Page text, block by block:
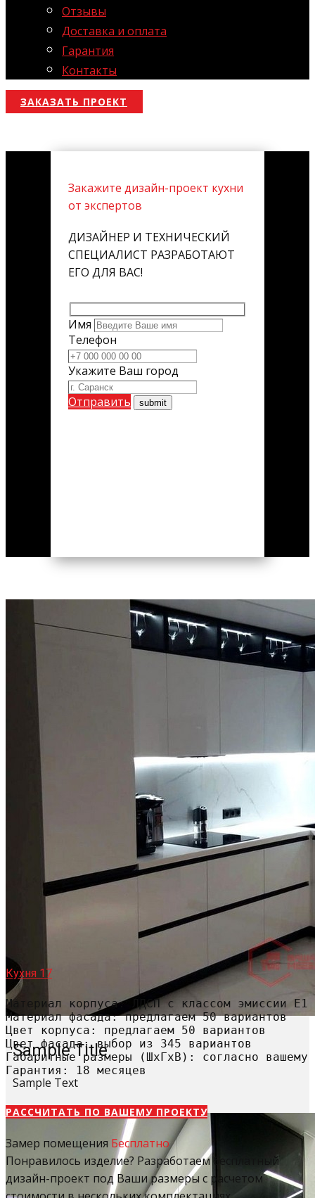
Отзывы
Доставка и оплата
Гарантия
Контакты
ЗАКАЗАТЬ ПРОЕКТ
Закажите дизайн-проект кухни
от экспертов
ДИЗАЙНЕР И ТЕХНИЧЕСКИЙ
СПЕЦИАЛИСТ РАЗРАБОТАЮТ
ЕГО ДЛЯ ВАС!
Имя
Телефон
Укажите Ваш город
Отправить
Sample Title
Sample Text
Кухня 17
Материал корпуса: ЛДСП с классом эмиссии Е1
Материал фасада: предлагаем 50 вариантов
Цвет корпуса: предлагаем 50 вариантов
Цвет фасада: выбор из 345 вариантов
Габаритные размеры (ШхГхВ): согласно вашему
Гарантия: 18 месяцев
РАССЧИТАТЬ​ ПО ВАШЕМУ ПРОЕКТУ
Замер помещения Бесплатно
Понравилось изделие? Разработаем бесплатный
дизайн-проект под Ваши размеры с расчетом